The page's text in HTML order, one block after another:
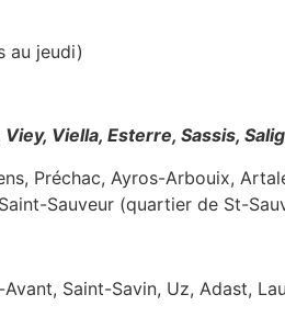
au jeudi)
Viella, Esterre, Sassis,
Préchac, Ayros-Arbouix,
Sauveur (quartier de St-
Saint-Savin, Uz, Adast,